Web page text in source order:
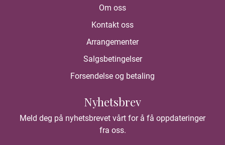
Om oss
Kontakt oss
Arrangementer
Salgsbetingelser
Forsendelse og betaling
Nyhetsbrev
Meld deg på nyhetsbrevet vårt for å få oppdateringer
fra oss.